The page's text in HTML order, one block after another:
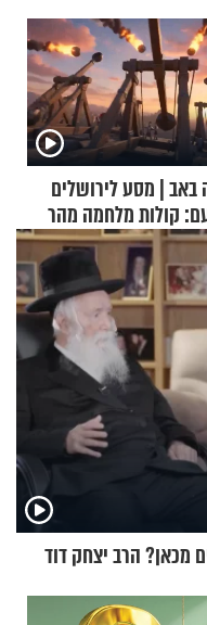
| מסע לירושלים
קולות מלחמה מהר
מכאן? הרב יצחק דוד